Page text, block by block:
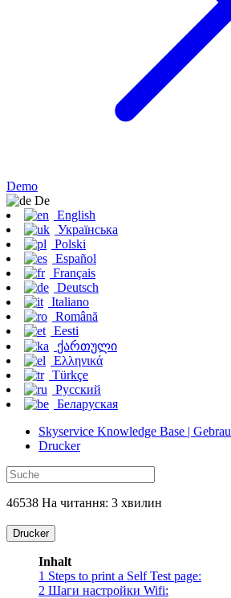
Demo
De
English
Українська
Polski
Español
Français
Deutsch
Italiano
Română
Eesti
ქართული
Ελληνικά
Türkçe
Русский
Беларуская
Skyservice Knowledge Base |
Drucker
46538 На читання: 3 хвилин
Drucker
Inhalt
1 Steps to print a Self Test page:
2 Шаги настройки Wifi: